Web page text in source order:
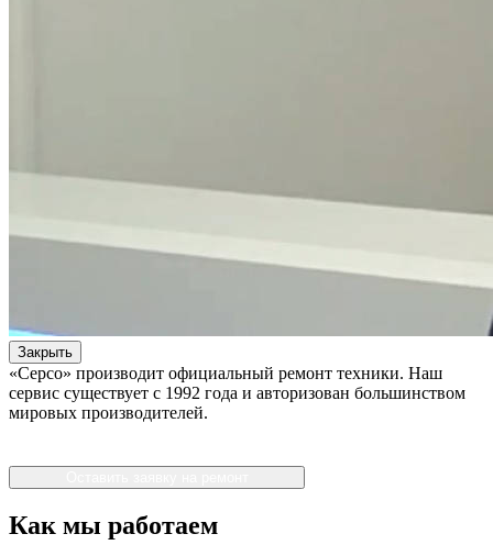
Закрыть
«Серсо» производит официальный ремонт техники. Наш
сервис существует с 1992 года и авторизован большинством
мировых производителей.
Как мы работаем